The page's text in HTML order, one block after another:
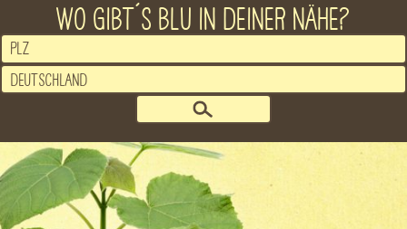
WO GIBT´S BLU IN DEINER NÄHE?